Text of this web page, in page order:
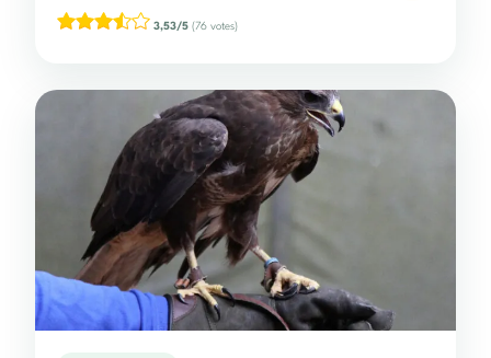
3,53/5 (76 votes)